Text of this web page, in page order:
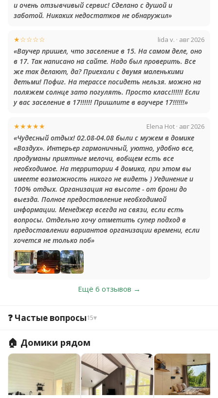
и очень отзывчивый сервис! Сделано с душой и
заботой. Никаких недостатков не обнаружил»
★☆☆☆☆ lida v. · авг 2026
«Ваучер пришел, что заселение в 15. На самом деле, оно
в 17. Так написано на сайте. Надо был проверить. Все
же так делают, да? Приехали с двумя маленькими
детьми! Пофиг. На терассе посидеть нельзя. можно на
поляжем солнце зато погулять. Просто класс!!!!!! Если
у вас заселение в 17!!!!!! Пришлите в ваучере 17!!!!!!»
★★★★★ Elena Hot · авг 2026
«Чудесный отдых! 02.08-04.08 были с мужем в домике
«Воздух». Интерьер гармоничный, уютно, удобно все,
продуманы приятные мелочи, вобщем есть все
необходимое. На территории 4 домика, при этом вы
имеете возможность никого не видеть ) Уединение и
100% отдых. Организация на высоте - от брони до
выезда. Полное предоставление необходимой
информации. Менеджер всегда на связи, если есть
вопросы. Отдельно хочу отметить супер подход в
предоставлении вариантов организации времени, если
хочется не только поб»
Ещё 6 отзывов →
❓ Частые вопросы15▾
🏠 Домики рядом